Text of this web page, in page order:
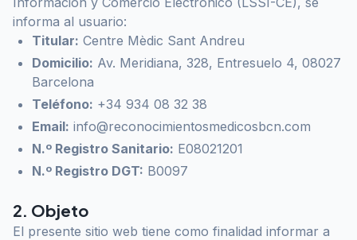
informa al usuario:
Titular: Centre Mèdic Sant Andreu
Domicilio: Av. Meridiana, 328, Entresuelo 4, 08027
Barcelona
Teléfono: +34 934 08 32 38
Email: info@reconocimientosmedicosbcn.com
N.º Registro Sanitario: E08021201
N.º Registro DGT: B0097
2. Objeto
El presente sitio web tiene como finalidad informar a